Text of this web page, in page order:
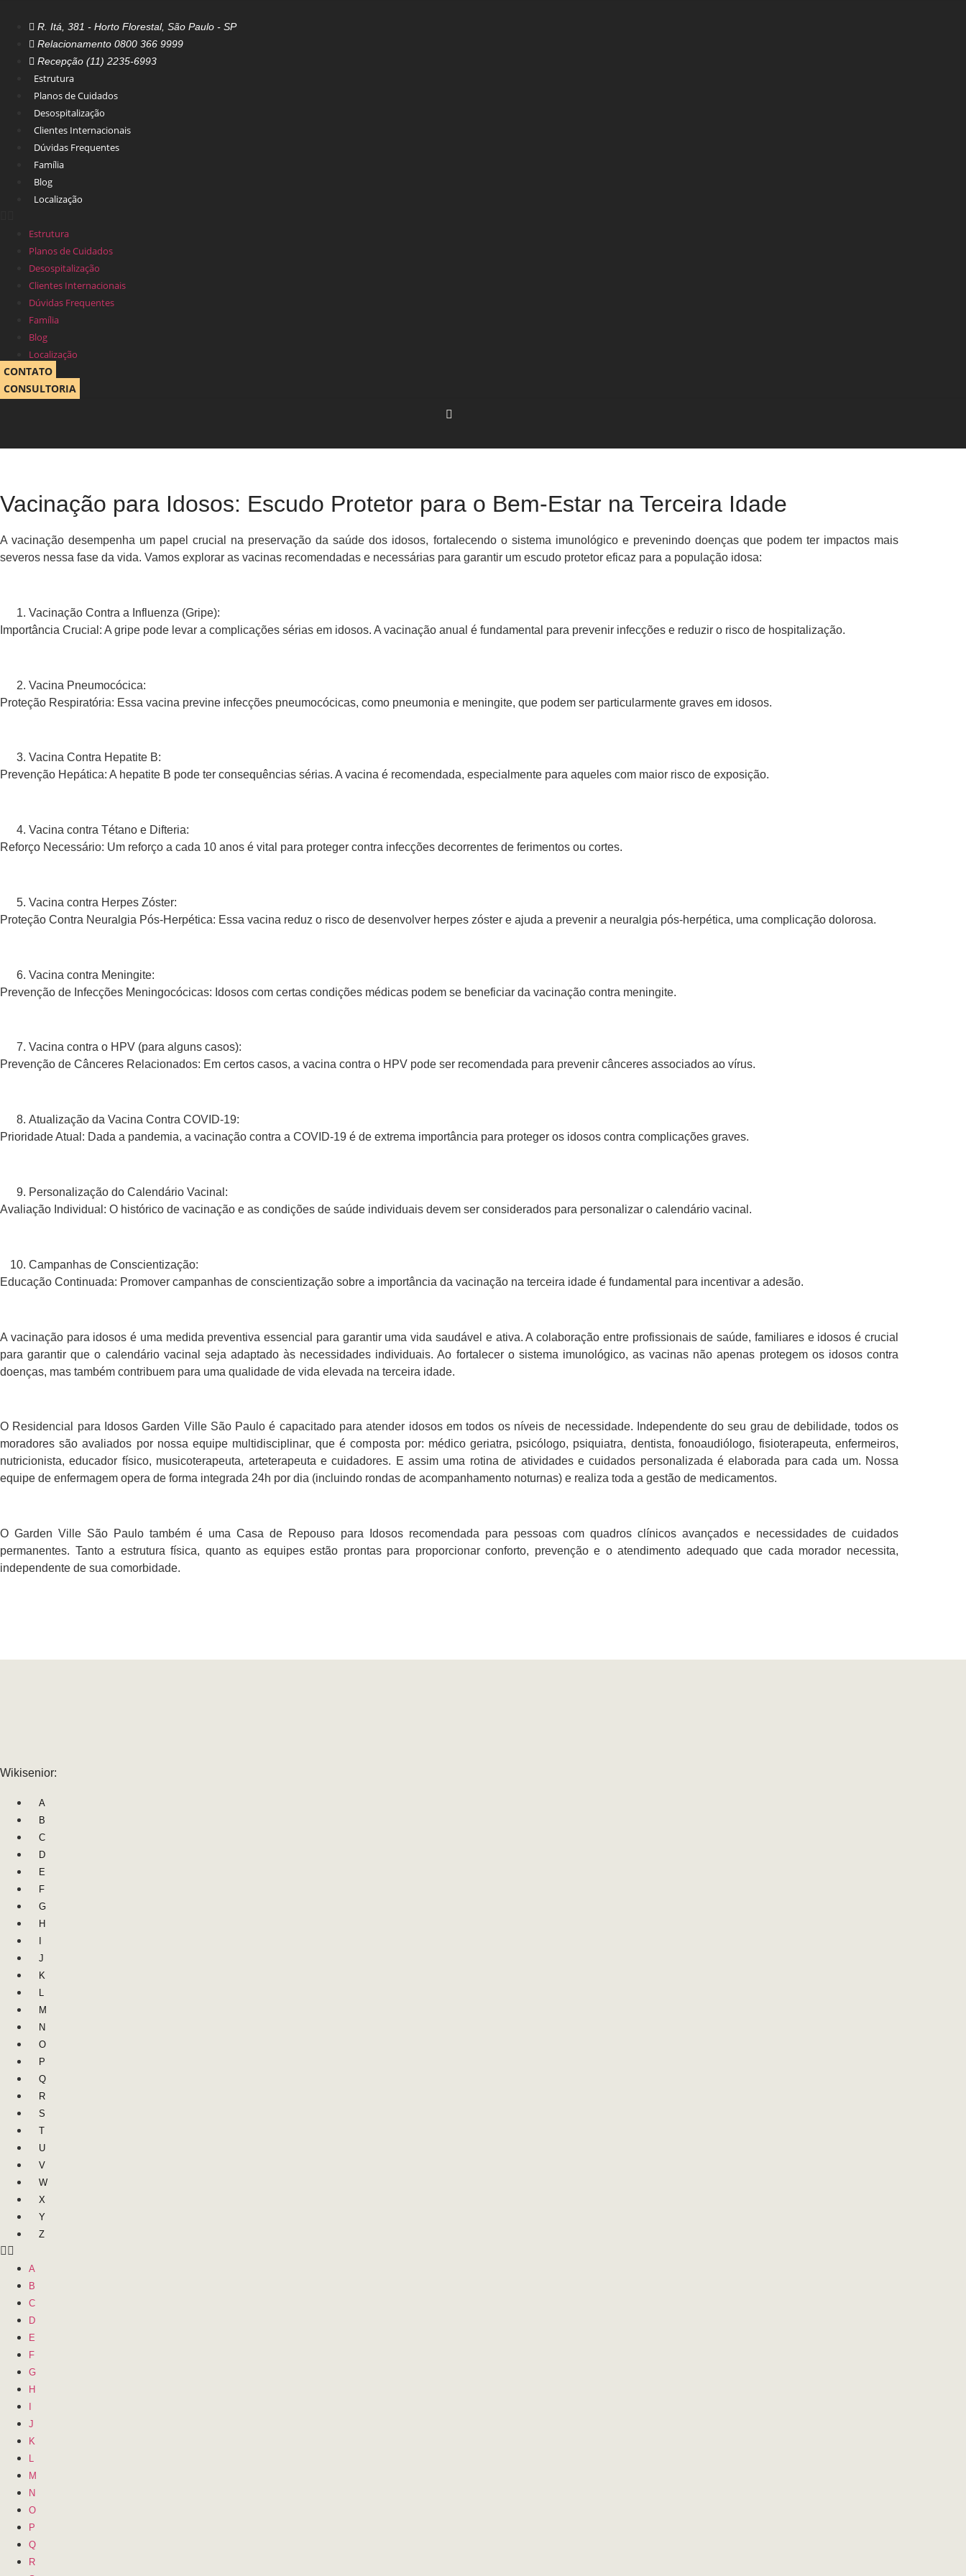
conteúdo
R. Itá, 381 - Horto Florestal, São Paulo - SP
Relacionamento 0800 366 9999
Recepção (11) 2235-6993
Estrutura
Planos de Cuidados
Desospitalização
Clientes Internacionais
Dúvidas Frequentes
Família
Blog
Localização
Estrutura
Planos de Cuidados
Desospitalização
Clientes Internacionais
Dúvidas Frequentes
Família
Blog
Localização
CONTATO
CONSULTORIA
Vacinação para Idosos: Escudo Protetor para o Bem-Estar na Terceira Idade
A vacinação desempenha um papel crucial na preservação da saúde dos idosos, fortalecendo o sistema imunológico e prevenindo doenças que podem ter impactos mais
severos nessa fase da vida. Vamos explorar as vacinas recomendadas e necessárias para garantir um escudo protetor eficaz para a população idosa:
Vacinação Contra a Influenza (Gripe):
Importância Crucial: A gripe pode levar a complicações sérias em idosos. A vacinação anual é fundamental para prevenir infecções e reduzir o risco de hospitalização.
Vacina Pneumocócica:
Proteção Respiratória: Essa vacina previne infecções pneumocócicas, como pneumonia e meningite, que podem ser particularmente graves em idosos.
Vacina Contra Hepatite B:
Prevenção Hepática: A hepatite B pode ter consequências sérias. A vacina é recomendada, especialmente para aqueles com maior risco de exposição.
Vacina contra Tétano e Difteria:
Reforço Necessário: Um reforço a cada 10 anos é vital para proteger contra infecções decorrentes de ferimentos ou cortes.
Vacina contra Herpes Zóster:
Proteção Contra Neuralgia Pós-Herpética: Essa vacina reduz o risco de desenvolver herpes zóster e ajuda a prevenir a neuralgia pós-herpética, uma complicação dolorosa.
Vacina contra Meningite:
Prevenção de Infecções Meningocócicas: Idosos com certas condições médicas podem se beneficiar da vacinação contra meningite.
Vacina contra o HPV (para alguns casos):
Prevenção de Cânceres Relacionados: Em certos casos, a vacina contra o HPV pode ser recomendada para prevenir cânceres associados ao vírus.
Atualização da Vacina Contra COVID-19:
Prioridade Atual: Dada a pandemia, a vacinação contra a COVID-19 é de extrema importância para proteger os idosos contra complicações graves.
Personalização do Calendário Vacinal:
Avaliação Individual: O histórico de vacinação e as condições de saúde individuais devem ser considerados para personalizar o calendário vacinal.
Campanhas de Conscientização:
Educação Continuada: Promover campanhas de conscientização sobre a importância da vacinação na terceira idade é fundamental para incentivar a adesão.
A vacinação para idosos é uma medida preventiva essencial para garantir uma vida saudável e ativa. A colaboração entre profissionais de saúde, familiares e idosos é crucial
para garantir que o calendário vacinal seja adaptado às necessidades individuais. Ao fortalecer o sistema imunológico, as vacinas não apenas protegem os idosos contra
doenças, mas também contribuem para uma qualidade de vida elevada na terceira idade.
O Residencial para Idosos Garden Ville São Paulo é capacitado para atender idosos em todos os níveis de necessidade. Independente do seu grau de debilidade, todos os
moradores são avaliados por nossa equipe multidisciplinar, que é composta por: médico geriatra, psicólogo, psiquiatra, dentista, fonoaudiólogo, fisioterapeuta, enfermeiros,
nutricionista, educador físico, musicoterapeuta, arteterapeuta e cuidadores. E assim uma rotina de atividades e cuidados personalizada é elaborada para cada um. Nossa
equipe de enfermagem opera de forma integrada 24h por dia (incluindo rondas de acompanhamento noturnas) e realiza toda a gestão de medicamentos.
O Garden Ville São Paulo também é uma Casa de Repouso para Idosos recomendada para pessoas com quadros clínicos avançados e necessidades de cuidados
permanentes. Tanto a estrutura física, quanto as equipes estão prontas para proporcionar conforto, prevenção e o atendimento adequado que cada morador necessita,
independente de sua comorbidade.
Wikisenior:
A
B
C
D
E
F
G
H
I
J
K
L
M
N
O
P
Q
R
S
T
U
V
W
X
Y
Z
A
B
C
D
E
F
G
H
I
J
K
L
M
N
O
P
Q
R